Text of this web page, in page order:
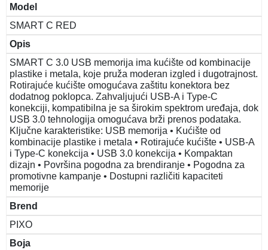
Model
SMART C RED
Opis
SMART C 3.0 USB memorija ima kućište od kombinacije
plastike i metala, koje pruža moderan izgled i dugotrajnost.
Rotirajuće kućište omogućava zaštitu konektora bez
dodatnog poklopca. Zahvaljujući USB-A i Type-C
konekciji, kompatibilna je sa širokim spektrom uređaja, dok
USB 3.0 tehnologija omogućava brži prenos podataka.
Ključne karakteristike: USB memorija • Kućište od
kombinacije plastike i metala • Rotirajuće kućište • USB-A
i Type-C konekcija • USB 3.0 konekcija • Kompaktan
dizajn • Površina pogodna za brendiranje • Pogodna za
promotivne kampanje • Dostupni različiti kapaciteti
memorije
Brend
PIXO
Boja